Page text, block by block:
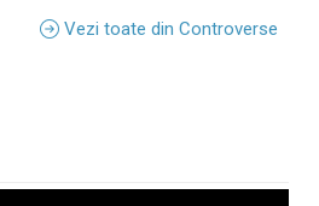
Vezi toate din Controverse